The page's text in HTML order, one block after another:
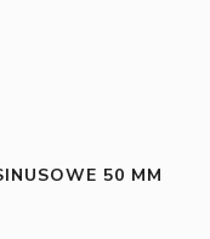
50 MM